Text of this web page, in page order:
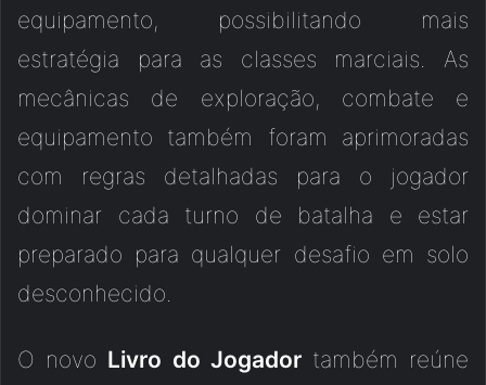
equipamento, possibilitando mais
estratégia para as classes marciais. As
mecânicas de exploração, combate e
equipamento também foram aprimoradas
com regras detalhadas para o jogador
dominar cada turno de batalha e estar
preparado para qualquer desafio em solo
desconhecido.
O novo Livro do Jogadortambém reúne